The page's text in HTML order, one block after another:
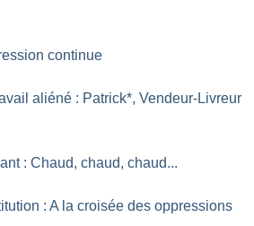
continue
aliéné : Patrick*, Vendeur-Livreur
: Chaud, chaud, chaud...
: A la croisée des oppressions